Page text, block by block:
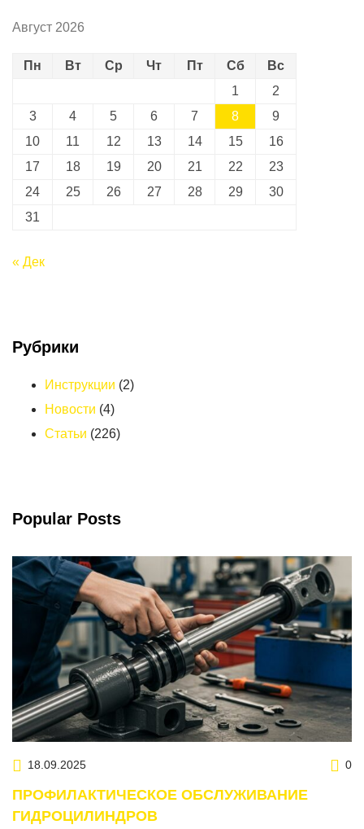
Август 2026
Пн Вт Ср Чт Пт Сб
Вс
1
2
3
4 5 6 7 8
9
10
11 12 13 14 15
16
17
18 19 20 21 22
23
24
25 26 27 28 29
30
31
« Дек
Рубрики
Инструкции (2)
Новости (4)
Статьи (226)
Popular Posts
18.09.2025 0
ПРОФИЛАКТИЧЕСКОЕ ОБСЛУЖИВАНИЕ
ГИДРОЦИЛИНДРОВ